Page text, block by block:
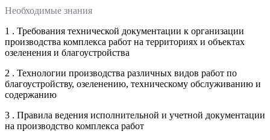
Необходимые знания
1 . Требования технической документации к организации
производства комплекса работ на территориях и объектах
озеленения и благоустройства
2 . Технологии производства различных видов работ по
благоустройству, озеленению, техническому обслуживанию и
содержанию
3 . Правила ведения исполнительной и учетной документации
на производство комплекса работ